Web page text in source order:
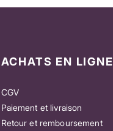
ACHATS EN LIGNE
CGV
Paiement et livraison
Retour et remboursement